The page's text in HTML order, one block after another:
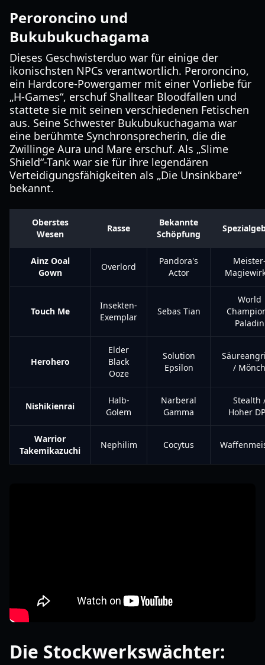
Peroroncino und
Bukubukuchagama
Dieses Geschwisterduo war für einige der
ikonischsten NPCs verantwortlich. Peroroncino,
ein Hardcore-Powergamer mit einer Vorliebe für
„H-Games“, erschuf Shalltear Bloodfallen und
stattete sie mit seinen verschiedenen Fetischen
aus. Seine Schwester Bukubukuchagama war
eine berühmte Synchronsprecherin, die die
Zwillinge Aura und Mare erschuf. Als „Slime
Shield“-Tank war sie für ihre legendären
Verteidigungsfähigkeiten als „Die Unsinkbare“
bekannt.
Oberstes
Wesen
Rasse
Bekannte
Schöpfung
Ainz Ooal
Gown
Overlord
Pandora's
Actor
Touch Me
Insekten-
Exemplar
Sebas Tian
World
Paladin
Herohero
Elder
Black
Ooze
Solution
Epsilon
/ Mönch
Nishikienrai
Halb-
Golem
Narberal
Gamma
Stealth
Hoher
Warrior
Takemikazuchi
Nephilim Cocytus
Die Stockwerkswächter: